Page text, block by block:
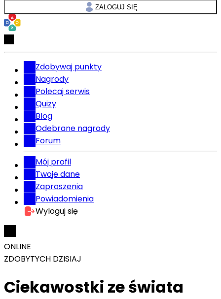
ZALOGUJ SIĘ
Zdobywaj punkty
Nagrody
Polecaj serwis
Quizy
Blog
Odebrane nagrody
Forum
Mój profil
Twoje dane
Zaproszenia
Powiadomienia
Wyloguj się
ONLINE
ZDOBYTYCH DZISIAJ
Ciekawostki ze świata